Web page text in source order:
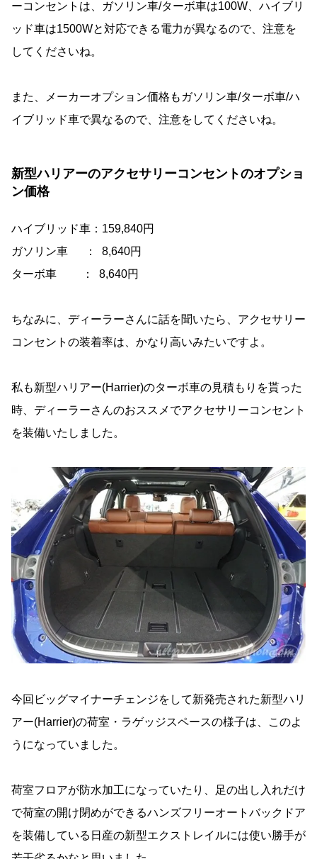
ーコンセントは、ガソリン車/ターボ車は100W、ハイブリ
ッド車は1500Wと対応できる電力が異なるので、注意を
してくださいね。
また、メーカーオプション価格もガソリン車/ターボ車/ハ
イブリッド車で異なるので、注意をしてくださいね。
新型ハリアーのアクセサリーコンセントのオプショ
ン価格
ハイブリッド車：159,840円
ガソリン車 ： 8,640円
ターボ車 ： 8,640円
ちなみに、ディーラーさんに話を聞いたら、アクセサリー
コンセントの装着率は、かなり高いみたいですよ。
私も新型ハリアー(Harrier)のターボ車の見積もりを貰った
時、ディーラーさんのおススメでアクセサリーコンセント
を装備いたしました。
今回ビッグマイナーチェンジをして新発売された新型ハリ
アー(Harrier)の荷室・ラゲッジスペースの様子は、このよ
うになっていました。
荷室フロアが防水加工になっていたり、足の出し入れだけ
で荷室の開け閉めができるハンズフリーオートバックドア
を装備している日産の新型エクストレイルには使い勝手が